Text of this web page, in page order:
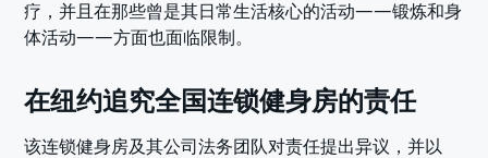
疗，并且在那些曾是其日常生活核心的活动——锻炼和身
体活动——方面也面临限制。
在纽约追究全国连锁健身房的责任
该连锁健身房及其公司法务团队对责任提出异议，并以